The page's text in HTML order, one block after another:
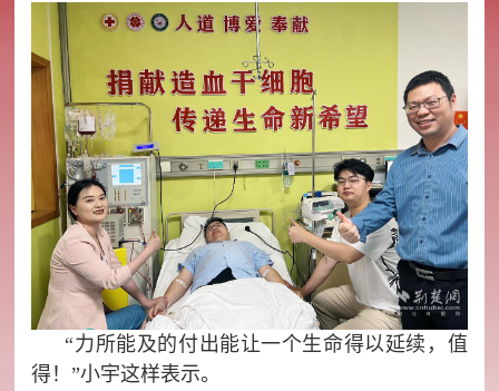
“力所能及的付出能让一个生命得以延续，值
得！”小宇这样表示。